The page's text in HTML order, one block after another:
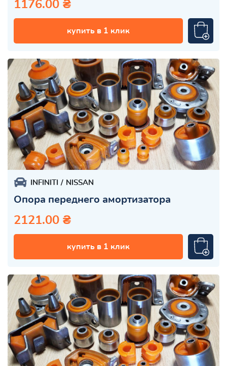
1176.00 ₴
купить в 1 клик
INFINITI NISSAN
Опора переднего амортизатора
2121.00 ₴
купить в 1 клик